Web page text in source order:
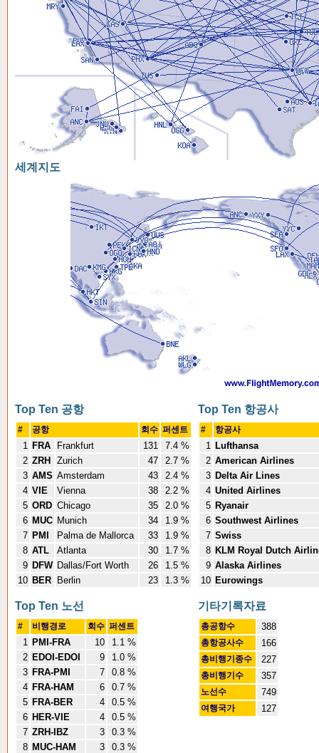
세계지도
Top Ten 공항
# 공항 회수 퍼센트
1 FRA Frankfurt 131
7.4 %
2 ZRH Zurich 47
2.7 %
3 AMS Amsterdam 43
2.4 %
4 VIE Vienna 38
2.2 %
5 ORD Chicago 35
2.0 %
6 MUC Munich 34
1.9 %
7 PMI Palma de Mallorca 33
1.9 %
8 ATL Atlanta 30
1.7 %
9 DFW Dallas/Fort Worth 26
1.5 %
10 BER Berlin 23 1.3 %
Top Ten 항공사
# 항공사
1 Lufthansa
2 American Airlines
3 Delta Air Lines
4 United Airlines
5 Ryanair
6 Southwest Airlines
7 Swiss
8 KLM Royal Dutch
9 Alaska Airlines
10 Eurowings
Top Ten 노선
# 비행경로 회수 퍼센트
1 PMI-FRA 10
1.1 %
2 EDOI-EDOI 9
1.0 %
3 FRA-PMI 7
0.8 %
4 FRA-HAM 6
0.7 %
5 FRA-BER 4
0.5 %
6 HER-VIE 4
0.5 %
7 ZRH-IBZ 3
0.3 %
8 MUC-HAM 3
0.3 %
기타기록자료
총공항수 388
총항공사수 166
총비행기종수 227
총비행기수 357
노선수 749
여행국가 127